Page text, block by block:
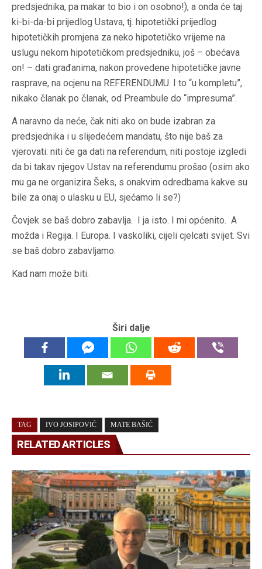
predsjednika, pa makar to bio i on osobno!), a onda će taj
ki-bi-da-bi prijedlog Ustava, tj. hipotetički prijedlog
hipotetičkih promjena za neko hipotetičko vrijeme na
uslugu nekom hipotetičkom predsjedniku, još – obećava
on! – dati građanima, nakon provedene hipotetičke javne
rasprave, na ocjenu na REFERENDUMU. I to “u kompletu”,
nikako članak po članak, od Preambule do “impresuma”.
A naravno da neće, čak niti ako on bude izabran za
predsjednika i u slijedećem mandatu, što nije baš za
vjerovati: niti će ga dati na referendum, niti postoje izgledi
da bi takav njegov Ustav na referendumu prošao (osim ako
mu ga ne organizira Šeks, s onakvim odredbama kakve su
bile za onaj o ulasku u EU, sjećamo li se?)
Čovjek se baš dobro zabavlja. I ja isto. I mi općenito. A
možda i Regija. I Europa. I vaskoliki, cijeli cjelcati svijet. Svi
se baš dobro zabavljamo.
Kad nam može biti.
Širi dalje
TAG IVO JOSIPOVIĆ MATE BAŠIĆ
RELATED ARTICLES